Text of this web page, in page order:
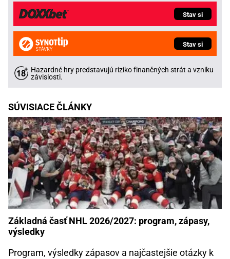
Stav si
Stav si
Hazardné hry predstavujú riziko finančných strát a vzniku
závislosti.
SÚVISIACE ČLÁNKY
Základná časť NHL 2026/2027: program, zápasy,
výsledky
Program, výsledky zápasov a najčastejšie otázky k